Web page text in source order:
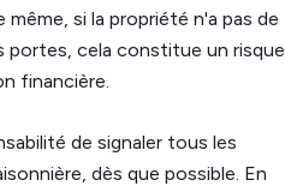
si la propriété n'a pas de
cela constitue un risque
financière.
de signaler tous les
dès que possible. En